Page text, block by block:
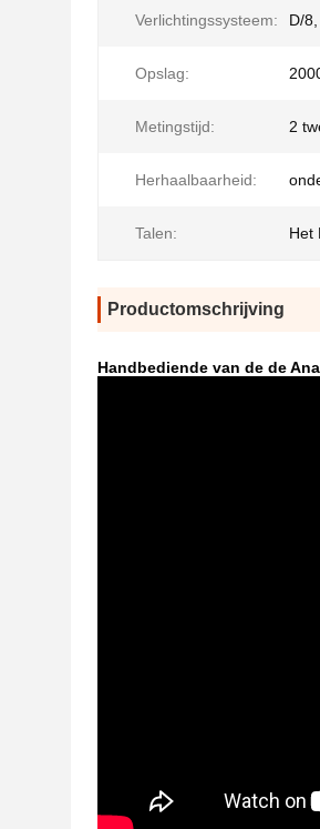
Verlichtingssysteem: D/
Opslag:
Metingstijd: 2
Herhaalbaarheid:
Talen: Het
Productomschrijving
Handbediende van de de